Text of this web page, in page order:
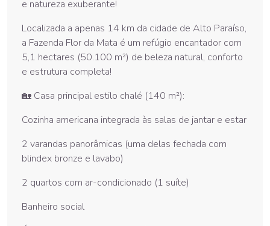
e natureza exuberante!
Localizada a apenas 14 km da cidade de Alto Paraíso,
a Fazenda Flor da Mata é um refúgio encantador com
5,1 hectares (50.100 m²) de beleza natural, conforto
e estrutura completa!
🏡 Casa principal estilo chalé (140 m²):
Cozinha americana integrada às salas de jantar e estar
2 varandas panorâmicas (uma delas fechada com
blindex bronze e lavabo)
2 quartos com ar-condicionado (1 suíte)
Banheiro social